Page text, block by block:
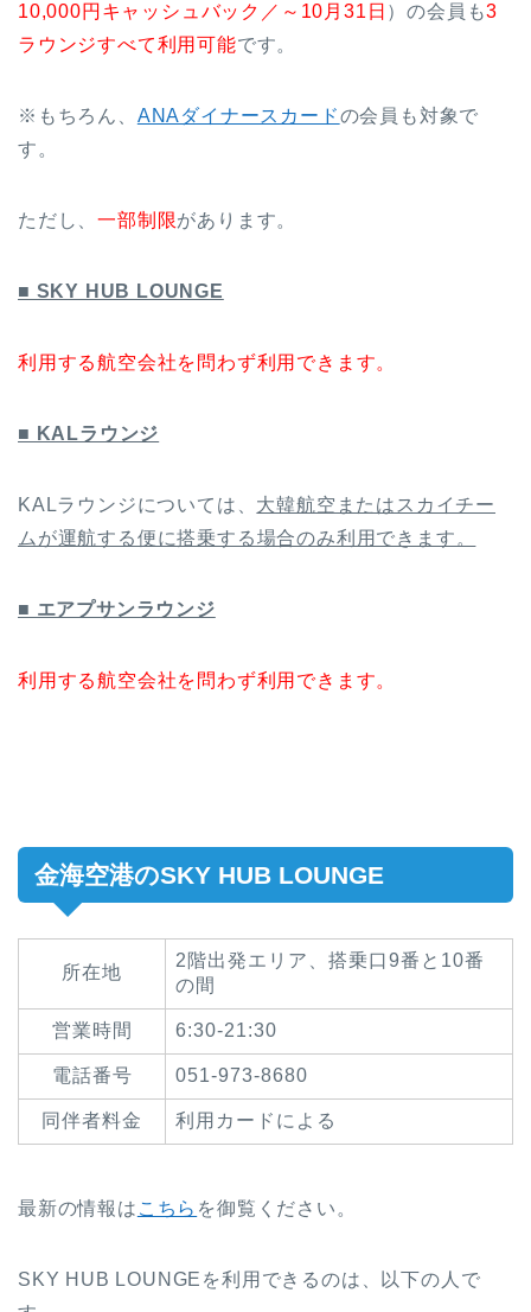
10,000円キャッシュバック／～10月31日 ）の会員も3
ラウンジすべて利用可能です。
※もちろん、 ANAダイナースカードの会員も対象で
す。
ただし、一部制限があります。
■ SKY HUB LOUNGE
利用する航空会社を問わず利用できます。
■ KALラウンジ
KALラウンジについては、 大韓航空またはスカイチー
ムが運航する便に搭乗する場合のみ利用できます。
■ エアプサンラウンジ
利用する航空会社を問わず利用できます。
金海空港のSKY HUB LOUNGE
所在地
2階出発エリア、搭乗口9番と10番
の間
営業時間 6:30-21:30
電話番号 051-973-8680
同伴者料金 利用カードによる
最新の情報は こちら を御覧ください。
SKY HUB LOUNGEを利用できるのは、以下の人で